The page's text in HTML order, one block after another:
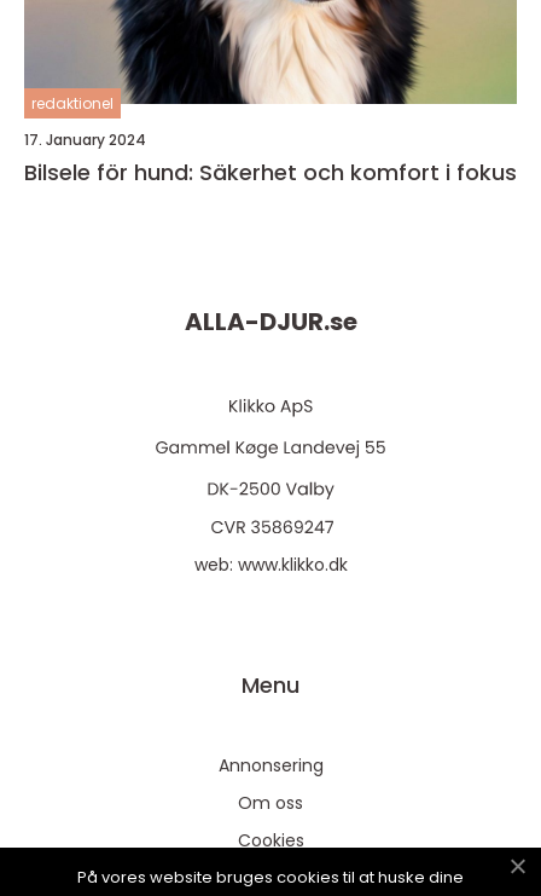
redaktionel
17. January 2024
Bilsele för hund: Säkerhet och komfort i fokus
ALLA-DJUR.se
web: www.klikko.dk
Menu
Annonsering
Om oss
Cookies
Kontakta oss
På vores website bruges cookies til at huske dine